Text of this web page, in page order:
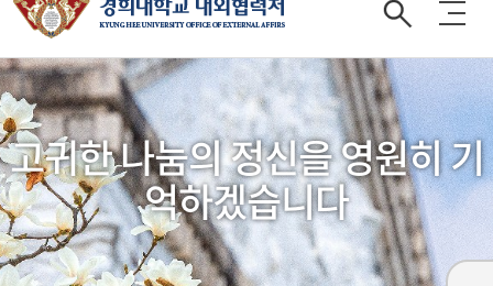
고귀한 나눔의 정신을 영원히 기
억하겠습니다